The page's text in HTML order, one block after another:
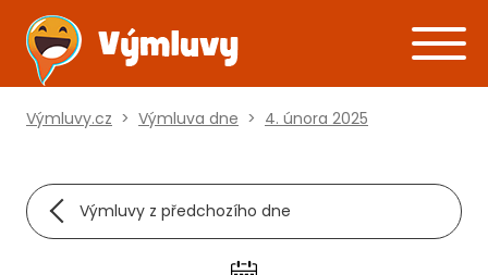
Výmluvy.cz > Výmluva dne > 4. února 2025
Výmluvy z předchozího dne